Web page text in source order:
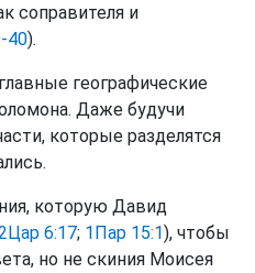
соправителя и
40).
географические
Даже будучи
которые разделятся
которую Давид
6:17; 1Пар 15:1), чтобы
но не скиния Моисея